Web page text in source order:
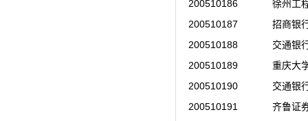
200510186
徐州工
200510187
招商银
200510188
交通银
200510189
重庆大
200510190
交通银
200510191
齐鲁证